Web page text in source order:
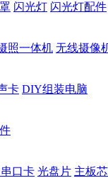
闪光灯 闪光灯配件
照一体机 无线摄像
卡 DIY组装电脑
口卡 光盘片 主板